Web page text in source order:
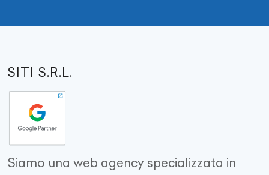
SITI S.R.L.
Siamo una web agency specializzata in